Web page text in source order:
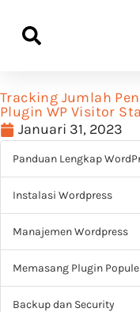
Tracking Jumlah
Plugin WP Visitor
Januari 31, 2023
Panduan Lengkap
Instalasi Wordpress
Manajemen Wordpress
Memasang Plugin
Backup dan Security